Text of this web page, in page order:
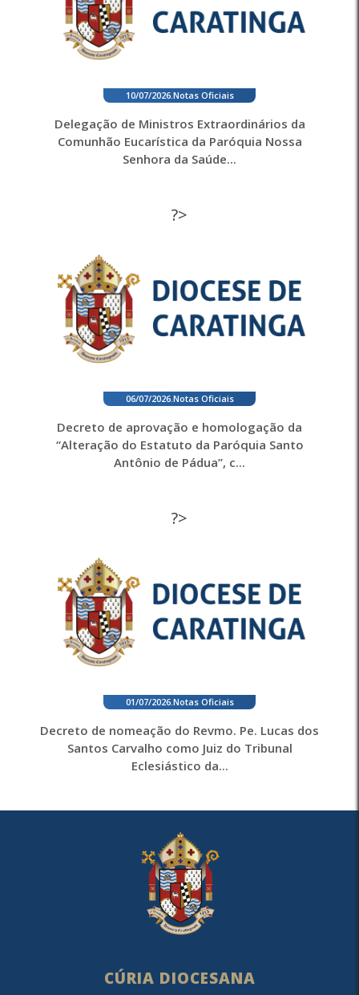
10/07/2026. Notas Oficiais
Delegação de Ministros Extraordinários da
Comunhão Eucarística da Paróquia Nossa
Senhora da Saúde...
?>
06/07/2026. Notas Oficiais
Decreto de aprovação e homologação da
“Alteração do Estatuto da Paróquia Santo
Antônio de Pádua”, c...
?>
01/07/2026. Notas Oficiais
Decreto de nomeação do Revmo. Pe. Lucas dos
Santos Carvalho como Juiz do Tribunal
Eclesiástico da...
CÚRIA DIOCESANA